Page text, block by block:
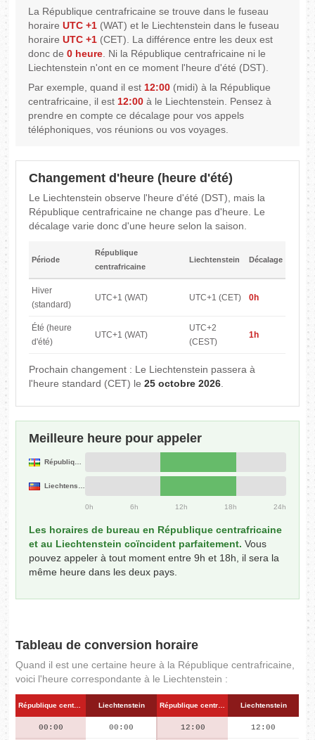
La République centrafricaine se trouve dans le fuseau
horaireUTC +1 (WAT) et le Liechtenstein dans le fuseau
horaireUTC +1 (CET). La différence entre les deux est
donc de0 heure. Ni la République centrafricaine ni le
Liechtenstein n'ont en ce moment l'heure d'été (DST).
Par exemple, quand il est12:00 (midi) à la République
centrafricaine, il est12:00 à le Liechtenstein. Pensez à
prendre en compte ce décalage pour vos appels
téléphoniques, vos réunions ou vos voyages.
Changement d'heure (heure d'été)
Le Liechtenstein observe l'heure d'été (DST), mais la
République centrafricaine ne change pas d'heure. Le
décalage varie donc d'une heure selon la saison.
Période
République
centrafricaine
Liechtenstein Décalage
Hiver
(standard)
UTC+1 (WAT) UTC+1 (CET) 0h
Été (heure
d'été)
UTC+1 (WAT)
UTC+2
(CEST)
1h
Prochain changement : Le Liechtenstein passera à
l'heure standard (CET) le25 octobre 2026.
Meilleure heure pour appeler
République centrafricaine
Liechtenstein
0h 6h 12h 18h 24h
Les horaires de bureau en République centrafricaine
et au Liechtenstein coïncident parfaitement. Vous
pouvez appeler à tout moment entre 9h et 18h, il sera la
même heure dans les deux pays.
Tableau de conversion horaire
Quand il est une certaine heure à la République centrafricaine,
voici l'heure correspondante à le Liechtenstein :
République centrafricaine Liechtenstein République centrafricaine Liechtenstein
00:00 00:00 12:00 12:00